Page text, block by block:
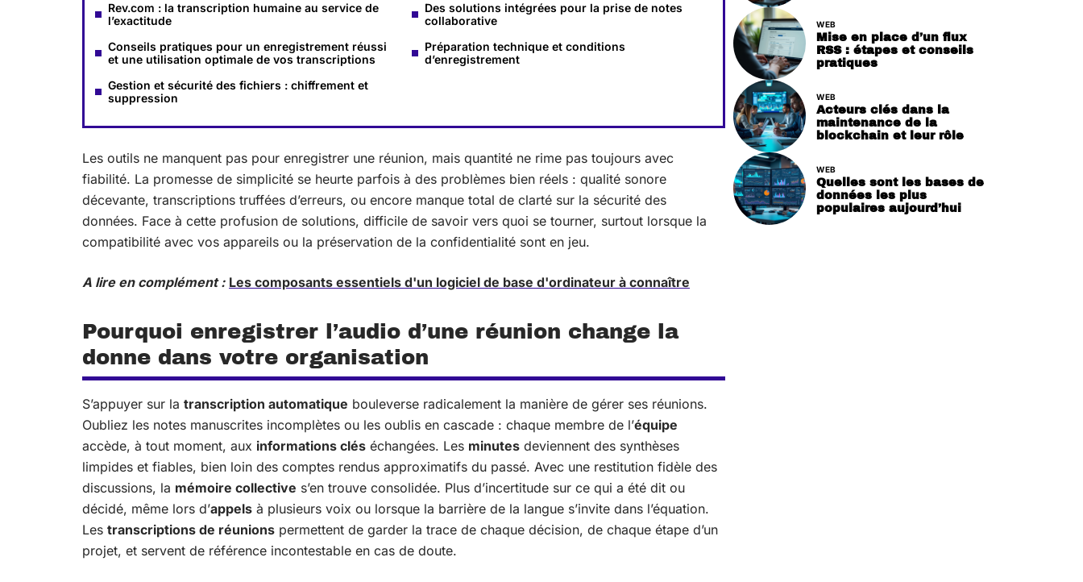
Rev.com : la transcription humaine au service de
l’exactitude
Des solutions intégrées pour la prise de notes
collaborative
Conseils pratiques pour un enregistrement réussi
et une utilisation optimale de vos transcriptions
Préparation technique et conditions
d’enregistrement
Gestion et sécurité des fichiers : chiffrement et
suppression
Les outils ne manquent pas pour enregistrer une réunion, mais quantité ne rime pas toujours avec
fiabilité. La promesse de simplicité se heurte parfois à des problèmes bien réels : qualité sonore
décevante, transcriptions truffées d’erreurs, ou encore manque total de clarté sur la sécurité des
données. Face à cette profusion de solutions, difficile de savoir vers quoi se tourner, surtout lorsque la
compatibilité avec vos appareils ou la préservation de la confidentialité sont en jeu.
A lire en complément : Les composants essentiels d'un logiciel de base d'ordinateur à connaître
Pourquoi enregistrer l’audio d’une réunion change la
donne dans votre organisation
S’appuyer sur la transcription automatique bouleverse radicalement la manière de gérer ses réunions.
Oubliez les notes manuscrites incomplètes ou les oublis en cascade : chaque membre de l’équipe
accède, à tout moment, aux informations clés échangées. Les minutes deviennent des synthèses
limpides et fiables, bien loin des comptes rendus approximatifs du passé. Avec une restitution fidèle des
discussions, la mémoire collective s’en trouve consolidée. Plus d’incertitude sur ce qui a été dit ou
décidé, même lors d’appels à plusieurs voix ou lorsque la barrière de la langue s’invite dans l’équation.
Les transcriptions de réunions permettent de garder la trace de chaque décision, de chaque étape d’un
projet, et servent de référence incontestable en cas de doute.
WEB
Mise en place d’un flux
RSS : étapes et conseils
pratiques
WEB
Acteurs clés dans la
maintenance de la
blockchain et leur rôle
WEB
Quelles sont les bases de
données les plus
populaires aujourd’hui